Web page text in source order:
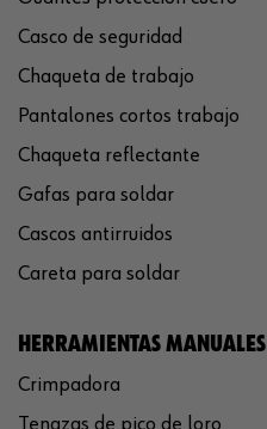
Casco de seguridad
Chaqueta de trabajo
Pantalones cortos trabajo
Chaqueta reflectante
Gafas para soldar
Cascos antirruidos
Careta para soldar
HERRAMIENTAS MANUALES
Crimpadora
Tenazas de pico de loro